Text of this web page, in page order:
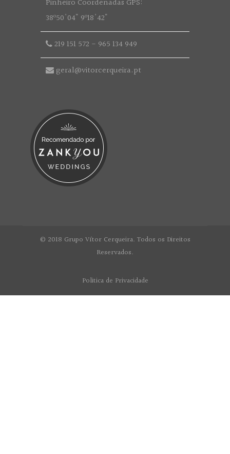
Pinheiro Coordenadas GPS:
38º50'04" 9º18'42"
219 151 572 - 965 134 949
geral@vitorcerqueira.pt
© 2018 Grupo Vítor Cerqueira. Todos os Direitos
Reservados.
Politica de Privacidade